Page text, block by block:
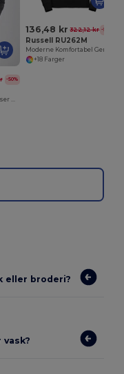
-50%
136,48 kr 322,12 kr -58%
Russell RU262M
+18 Farger
eller broderi?